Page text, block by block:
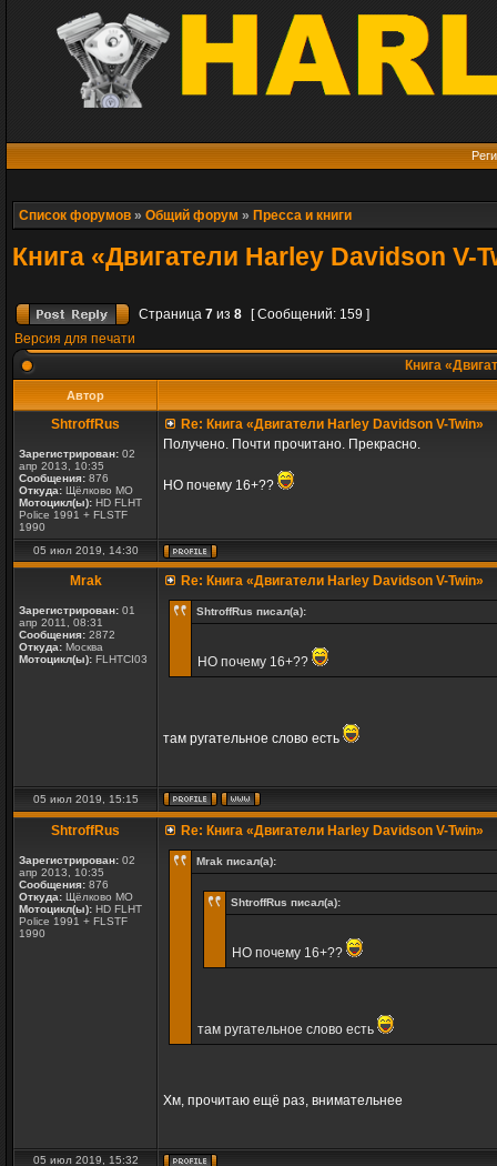
Список форумов » Общий форум » Пресса и книги
Книга «Двигатели Harley Davidson V-
Страница 7 из 8
[ Сообщений: 159 ]
Версия для печати
Книга
Автор
ShtroffRus
Зарегистрирован: 02
апр 2013, 10:35
Сообщения: 876
Откуда: Щёлково МО
Мотоцикл(ы): HD FLHT
Police 1991 + FLSTF
1990
Re: Книга «Двигатели Harley Davidson V-Twin»
Получено. Почти прочитано. Прекрасно.
НО почему 16+??
05 июл 2019, 14:30
Mrak
Зарегистрирован: 01
апр 2011, 08:31
Сообщения: 2872
Откуда: Москва
Мотоцикл(ы): FLHTCI03
Re: Книга «Двигатели Harley Davidson V-Twin»
ShtroffRus писал(а):
НО почему 16+??
там ругательное слово есть
05 июл 2019, 15:15
ShtroffRus
Зарегистрирован: 02
апр 2013, 10:35
Сообщения: 876
Откуда: Щёлково МО
Мотоцикл(ы): HD FLHT
Police 1991 + FLSTF
1990
Re: Книга «Двигатели Harley Davidson V-Twin»
Mrak писал(а):
ShtroffRus писал(а):
НО почему 16+??
там ругательное слово есть
Хм, прочитаю ещё раз, внимательнее
05 июл 2019, 15:32